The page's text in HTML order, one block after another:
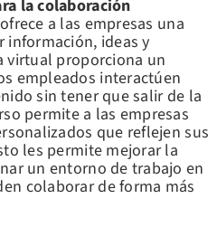
la colaboración
a las empresas una
información, ideas y
virtual proporciona un
empleados interactúen
sin tener que salir de la
permite a las empresas
que reflejen sus
les permite mejorar la
un entorno de trabajo en
colaborar de forma más